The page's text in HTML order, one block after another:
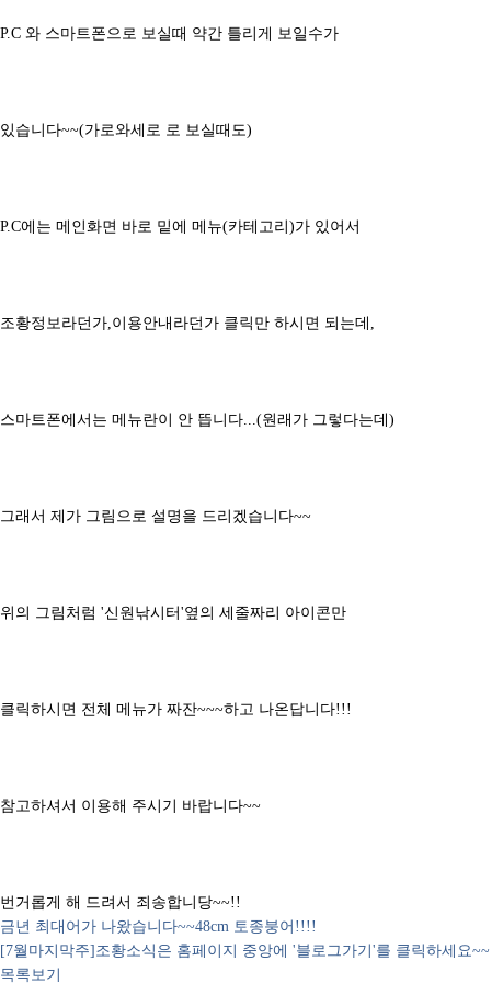
P.C 와 스마트폰으로 보실때 약간 틀리게 보일수가
있습니다~~(가로와세로 로 보실때도)
P.C에는 메인화면 바로 밑에 메뉴(카테고리)가 있어서
조황정보라던가,이용안내라던가 클릭만 하시면 되는데,
스마트폰에서는 메뉴란이 안 뜹니다...(원래가 그렇다는데)
그래서 제가 그림으로 설명을 드리겠습니다~~
위의 그림처럼 '신원낚시터'옆의 세줄짜리 아이콘만
클릭하시면 전체 메뉴가 짜잔~~~하고 나온답니다!!!
참고하셔서 이용해 주시기 바랍니다~~
번거롭게 해 드려서 죄송합니당~~!!
금년 최대어가 나왔습니다~~48cm 토종붕어!!!!
[7월마지막주]조황소식은 홈페이지 중앙에 '블로그가기'를 클릭하세요~~
목록보기